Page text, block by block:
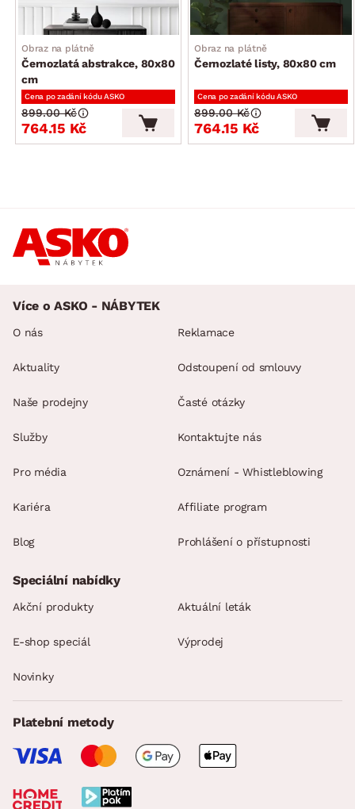
Obraz na plátně
Černozlatá abstrakce, 80x80
cm
Cena po zadání kódu ASKO
764.15 Kč
899.00 Kč
Obraz na plátně
Černozlaté listy, 80x80 cm
Cena po zadání kódu ASKO
764.15 Kč
899.00 Kč
Více o ASKO - NÁBYTEK
O nás
Aktuality
Naše prodejny
Služby
Pro média
Kariéra
Blog
Reklamace
Odstoupení od smlouvy
Časté otázky
Kontaktujte nás
Oznámení - Whistleblowing
Affiliate program
Prohlášení o přístupnosti
Speciální nabídky
Akční produkty Aktuální leták
E-shop speciál Výprodej
Novinky
Platební metody